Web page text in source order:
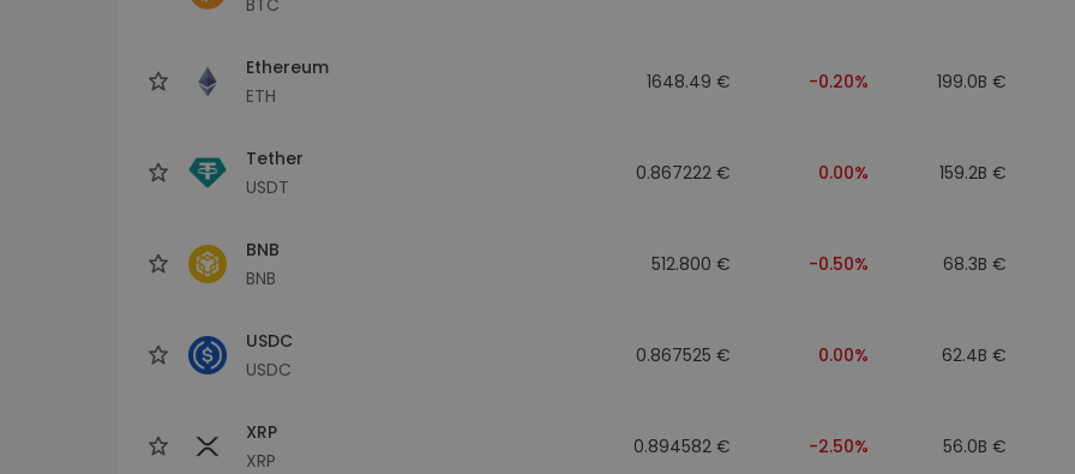
Ethereum
ETH
1648.49 € -0.20% 199.0B €
Tether
USDT
0.867222 € 0.00% 159.2B €
BNB
BNB
512.800 € -0.50% 68.3B €
USDC
USDC
0.867525 € 0.00% 62.4B €
XRP
XRP
0.894582 € -2.50% 56.0B €